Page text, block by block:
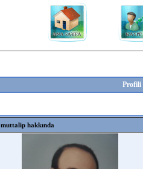
Profili
muttalip hakkında